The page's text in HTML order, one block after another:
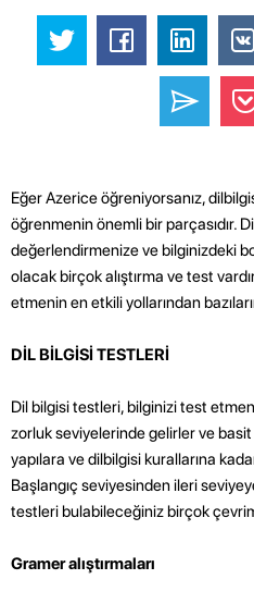
Eğer Azerice öğreniyorsanız,
öğrenmenin önemli bir parçasıdır.
değerlendirmenize ve bilginizdeki
olacak birçok alıştırma ve test
etmenin en etkili yollarından
DİL BİLGİSİ TESTLERİ
Dil bilgisi testleri, bilginizi test
zorluk seviyelerinde gelirler ve
yapılara ve dilbilgisi kurallarına
Başlangıç seviyesinden ileri
testleri bulabileceğiniz birçok
Gramer alıştırmaları